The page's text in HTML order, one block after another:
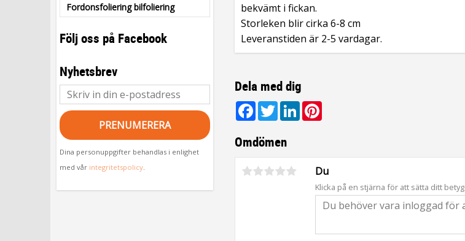
bekvämt i fickan.
Storleken blir cirka 6-8 cm
Leveranstiden är 2-5 vardagar.
Dela med dig
Facebook
TwitterLinkedIn
Omdömen
Du
Klicka på en stjärna för att sätta ditt betyg
Fordonsfoliering bilfoliering
Följ oss på Facebook
Nyhetsbrev
PRENUMERERA
Dina personuppgifter behandlas i enlighet
med vår integritetspolicy.